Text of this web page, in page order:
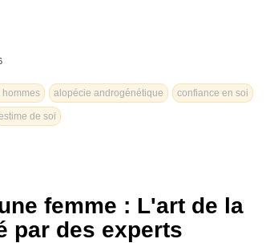
hommes alopécie androgénétique confiance en soi
de soi
femme : L'art de la
par des experts